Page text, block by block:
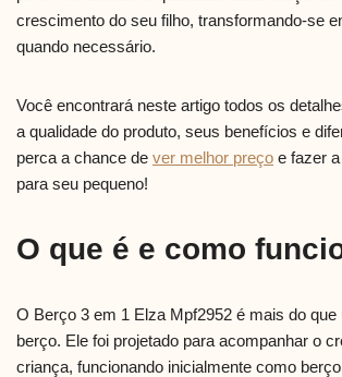
crescimento do seu filho, transformando-se
quando necessário.
Você encontrará neste artigo todos os
a qualidade do produto, seus benefícios e
perca a chance de ver melhor preço e fazer
para seu pequeno!
O que é e como
O Berço 3 em 1 Elza Mpf2952 é mais do que
berço. Ele foi projetado para acompanhar o
criança, funcionando inicialmente como